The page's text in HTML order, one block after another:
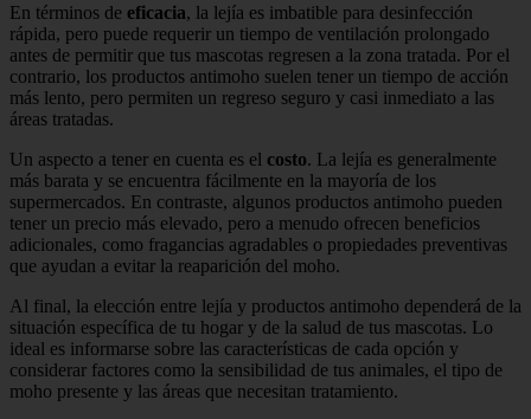
En términos de eficacia, la lejía es imbatible para desinfección
rápida, pero puede requerir un tiempo de ventilación prolongado
antes de permitir que tus mascotas regresen a la zona tratada. Por el
contrario, los productos antimoho suelen tener un tiempo de acción
más lento, pero permiten un regreso seguro y casi inmediato a las
áreas tratadas.
Un aspecto a tener en cuenta es el costo. La lejía es generalmente
más barata y se encuentra fácilmente en la mayoría de los
supermercados. En contraste, algunos productos antimoho pueden
tener un precio más elevado, pero a menudo ofrecen beneficios
adicionales, como fragancias agradables o propiedades preventivas
que ayudan a evitar la reaparición del moho.
Al final, la elección entre lejía y productos antimoho dependerá de la
situación específica de tu hogar y de la salud de tus mascotas. Lo
ideal es informarse sobre las características de cada opción y
considerar factores como la sensibilidad de tus animales, el tipo de
moho presente y las áreas que necesitan tratamiento.